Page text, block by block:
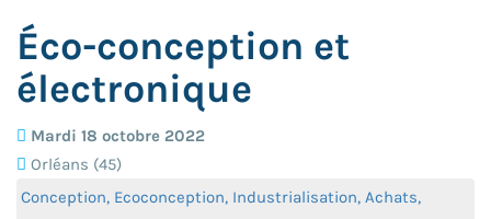
Éco-conception et
électronique
Mardi 18 octobre 2022
Orléans (45)
Conception, Ecoconception, Industrialisation, Achats,